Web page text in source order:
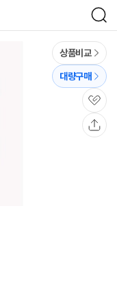
검
색
상품비교
대량구매
관
심